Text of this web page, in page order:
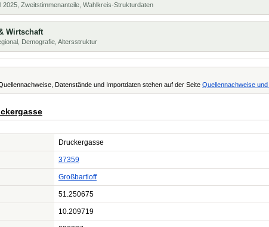
2025, Zweitstimmenanteile, Wahlkreis-Strukturdaten
Wirtschaft
Demografie, Altersstruktur
Datenstände und Importdaten stehen auf der Seite Quellennachweise
Druckergasse
37359
Großbartloff
51.250675
10.209719